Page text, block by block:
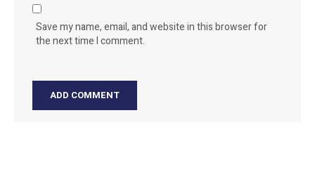
Save my name, email, and website in this browser for
the next time I comment.